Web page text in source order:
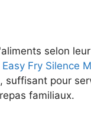
selon
Fry Silence
suffisant pour
familiaux.